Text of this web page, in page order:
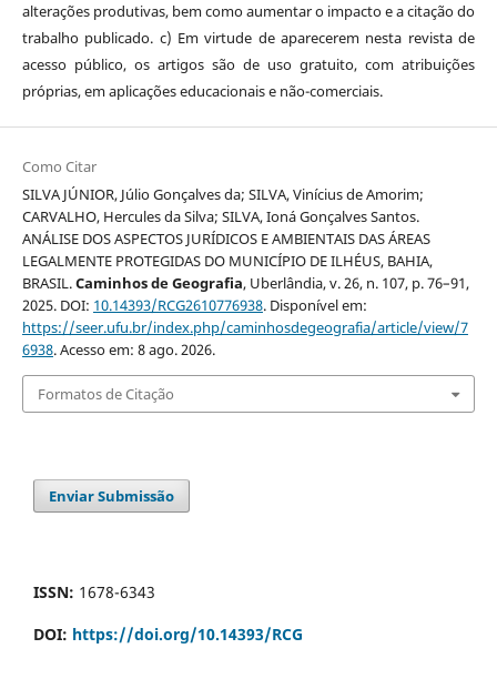
alterações produtivas, bem como aumentar o impacto e a citação do
trabalho publicado. c) Em virtude de aparecerem nesta revista de
acesso público, os artigos são de uso gratuito, com atribuições
próprias, em aplicações educacionais e não-comerciais.
Como Citar
SILVA JÚNIOR, Júlio Gonçalves da; SILVA, Vinícius de Amorim;
CARVALHO, Hercules da Silva; SILVA, Ioná Gonçalves Santos.
ANÁLISE DOS ASPECTOS JURÍDICOS E AMBIENTAIS DAS ÁREAS
LEGALMENTE PROTEGIDAS DO MUNICÍPIO DE ILHÉUS, BAHIA,
BRASIL.Caminhos de Geografia, Uberlândia, v. 26, n. 107, p. 76–91,
2025. DOI: 10.14393/RCG2610776938. Disponível em:
https://seer.ufu.br/index.php/caminhosdegeografia/article/view/7
6938. Acesso em: 8 ago. 2026.
Formatos de Citação
Enviar Submissão
ISSN: 1678-6343
DOI: https://doi.org/10.14393/RCG